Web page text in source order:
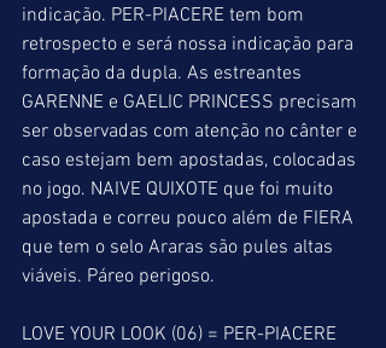
indicação. PER-PIACERE tem bom
retrospecto e será nossa indicação para
formação da dupla. As estreantes
GARENNE e GAELIC PRINCESS precisam
ser observadas com atenção no cânter e
caso estejam bem apostadas, colocadas
no jogo. NAIVE QUIXOTE que foi muito
apostada e correu pouco além de FIERA
que tem o selo Araras são pules altas
viáveis. Páreo perigoso.
LOVE YOUR LOOK (06) = PER-PIACERE